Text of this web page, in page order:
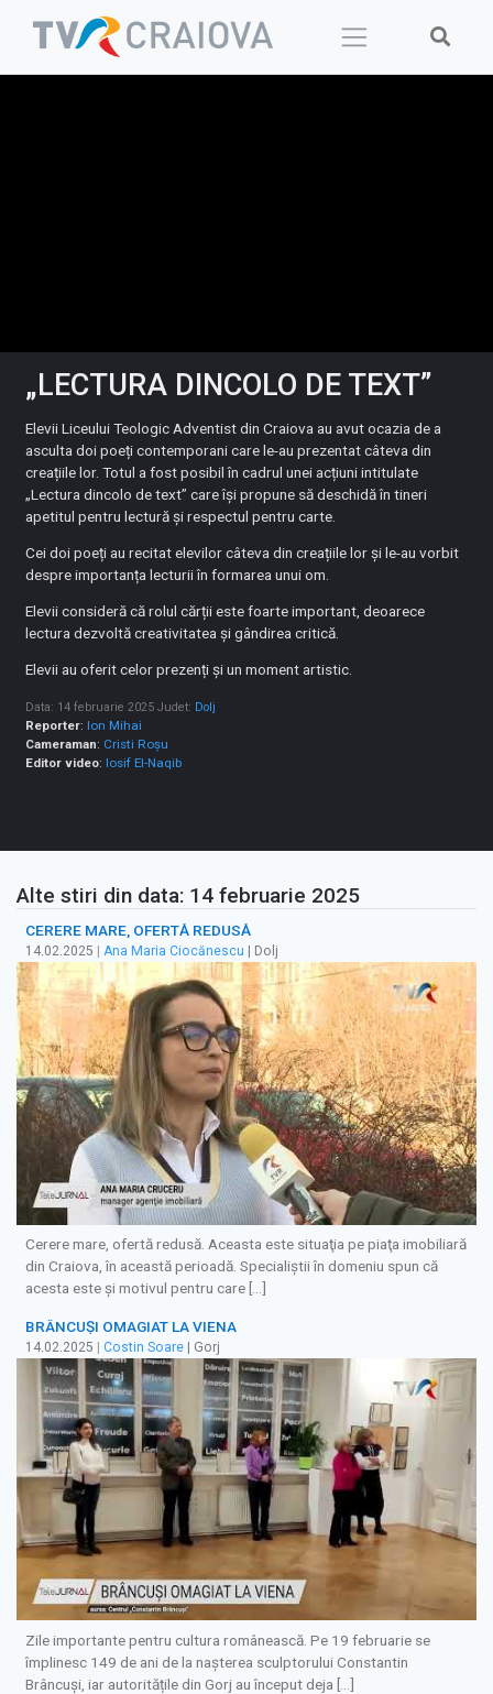
„LECTURA DINCOLO DE TEXT”
Elevii Liceului Teologic Adventist din Craiova au avut ocazia de a
asculta doi poeți contemporani care le-au prezentat câteva din
creațiile lor. Totul a fost posibil în cadrul unei acțiuni intitulate
„Lectura dincolo de text” care își propune să deschidă în tineri
apetitul pentru lectură și respectul pentru carte.
Cei doi poeți au recitat elevilor câteva din creațiile lor și le-au vorbit
despre importanța lecturii în formarea unui om.
Elevii consideră că rolul cărții este foarte important, deoarece
lectura dezvoltă creativitatea și gândirea critică.
Elevii au oferit celor prezenți și un moment artistic.
Data: 14 februarie 2025 Judet: Dolj
Reporter: Ion Mihai
Cameraman: Cristi Roșu
Editor video: Iosif El-Naqib
Alte stiri din data: 14 februarie 2025
CERERE MARE, OFERTĂ REDUSĂ
14.02.2025 Ana Maria Ciocănescu | Dolj
Cerere mare, ofertă redusă. Aceasta este situaţia pe piaţa imobiliară
din Craiova, în această perioadă. Specialiștii în domeniu spun că
acesta este şi motivul pentru care […]
BRÂNCUȘI OMAGIAT LA VIENA
14.02.2025 | Costin Soare | Gorj
Zile importante pentru cultura românească. Pe 19 februarie se
împlinesc 149 de ani de la nașterea sculptorului Constantin
Brâncuși, iar autoritățile din Gorj au început deja […]